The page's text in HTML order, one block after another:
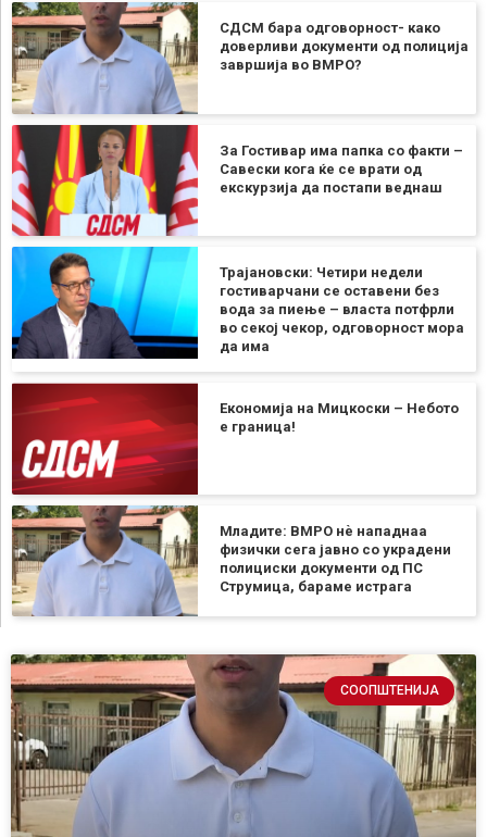
СДСМ бара одговорност- како
доверливи документи од полиција
завршија во ВМРО?
За Гостивар има папка со факти –
Савески кога ќе се врати од
екскурзија да постапи веднаш
Трајановски: Четири недели
гостиварчани се оставени без
вода за пиење – власта потфрли
во секој чекор, одговорност мора
да има
Економија на Мицкоски – Небото
е граница!
Младите: ВМРО нè нападнаа
физички сега јавно со украдени
полициски документи од ПС
Струмица, бараме истрага
СООПШТЕНИЈА